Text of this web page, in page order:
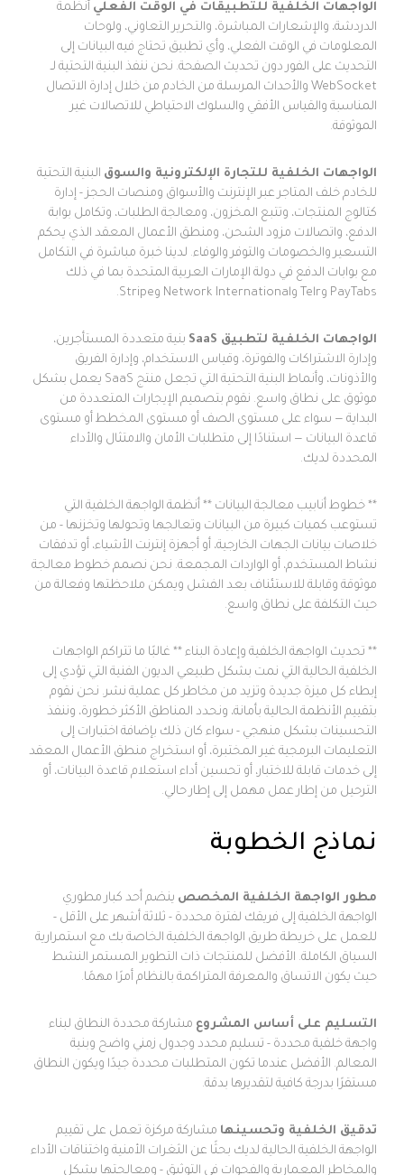
الواجهات الخلفية للتطبيقات في الوقت الفعلي أنظمة
الدردشة، والإشعارات المباشرة، والتحرير التعاوني، ولوحات
المعلومات في الوقت الفعلي، وأي تطبيق تحتاج فيه البيانات إلى
التحديث على الفور دون تحديث الصفحة. نحن ننفذ البنية التحتية لـ
WebSocket والأحداث المرسلة من الخادم من خلال إدارة الاتصال
المناسبة والقياس الأفقي والسلوك الاحتياطي للاتصالات غير
الموثوقة.
الواجهات الخلفية للتجارة الإلكترونية والسوق البنية التحتية
للخادم خلف المتاجر عبر الإنترنت والأسواق ومنصات الحجز - إدارة
كتالوج المنتجات، وتتبع المخزون، ومعالجة الطلبات، وتكامل بوابة
الدفع، واتصالات مزود الشحن، ومنطق الأعمال المعقد الذي يحكم
التسعير والخصومات والتوفر والوفاء. لدينا خبرة مباشرة في التكامل
مع بوابات الدفع في دولة الإمارات العربية المتحدة بما في ذلك
PayTabs وTelr وNetwork International وStripe.
الواجهات الخلفية لتطبيق SaaS
بنية متعددة المستأجرين،
وإدارة الاشتراكات والفوترة، وقياس الاستخدام، وإدارة الفريق
والأذونات، وأنماط البنية التحتية التي تجعل منتج SaaS يعمل بشكل
موثوق على نطاق واسع. نقوم بتصميم الإيجارات المتعددة من
البداية — سواء على مستوى الصف أو مستوى المخطط أو مستوى
قاعدة البيانات — استنادًا إلى متطلبات الأمان والامتثال والأداء
المحددة لديك.
** خطوط أنابيب معالجة البيانات ** أنظمة الواجهة الخلفية التي
تستوعب كميات كبيرة من البيانات وتعالجها وتحولها وتخزنها - من
خلاصات بيانات الجهات الخارجية، أو أجهزة إنترنت الأشياء، أو تدفقات
نشاط المستخدم، أو الواردات المجمعة. نحن نصمم خطوط معالجة
موثوقة وقابلة للاستئناف بعد الفشل ويمكن ملاحظتها وفعالة من
حيث التكلفة على نطاق واسع.
** تحديث الواجهة الخلفية وإعادة البناء ** غالبًا ما تتراكم الواجهات
الخلفية الحالية التي نمت بشكل طبيعي الديون الفنية التي تؤدي إلى
إبطاء كل ميزة جديدة وتزيد من مخاطر كل عملية نشر. نحن نقوم
بتقييم الأنظمة الحالية بأمانة، ونحدد المناطق الأكثر خطورة، وننفذ
التحسينات بشكل منهجي - سواء كان ذلك بإضافة اختبارات إلى
التعليمات البرمجية غير المختبرة، أو استخراج منطق الأعمال المعقد
إلى خدمات قابلة للاختبار، أو تحسين أداء استعلام قاعدة البيانات، أو
الترحيل من إطار عمل مهمل إلى إطار حالي.
نماذج الخطوبة
مطور الواجهة الخلفية المخصص ينضم أحد كبار مطوري
الواجهة الخلفية إلى فريقك لفترة محددة - ثلاثة أشهر على الأقل -
للعمل على خريطة طريق الواجهة الخلفية الخاصة بك مع استمرارية
السياق الكاملة. الأفضل للمنتجات ذات التطوير المستمر النشط
حيث يكون الاتساق والمعرفة المتراكمة بالنظام أمرًا مهمًا.
التسليم على أساس المشروع مشاركة محددة النطاق لبناء
واجهة خلفية محددة - تسليم محدد وجدول زمني واضح وبنية
المعالم. الأفضل عندما تكون المتطلبات محددة جيدًا ويكون النطاق
مستقرًا بدرجة كافية لتقديرها بدقة.
تدقيق الخلفية وتحسينها مشاركة مركزة تعمل على تقييم
الواجهة الخلفية الحالية لديك بحثًا عن الثغرات الأمنية واختناقات الأداء
والمخاطر المعمارية والفجوات في التوثيق - ومعالجتها بشكل